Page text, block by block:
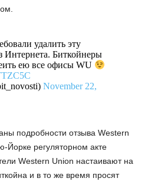
удалить эту
Интернета. Биткойнеры
ею все офисы WU
November 22,
подробности отзыва Western
Йорке регуляторном акте
Western Union настаивают на
и в то же время просят